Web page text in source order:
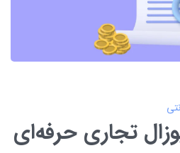
تجاری حرفه‌ای